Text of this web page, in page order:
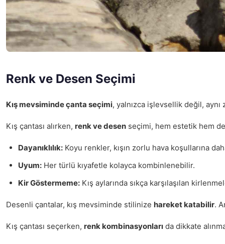
Renk ve Desen Seçimi
Kış mevsiminde çanta seçimi, yalnızca işlevsellik değil, aynı
Kış çantası alırken, renk ve desen seçimi, hem estetik hem
Dayanıklılık: Koyu renkler, kışın zorlu hava koşullarına
Uyum: Her türlü kıyafetle kolayca kombinlenebilir.
Kir Göstermeme: Kış aylarında sıkça karşılaşılan
Desenli çantalar, kış mevsiminde stilinize hareket katabilir.
Kış çantası seçerken, renk kombinasyonları da dikkate